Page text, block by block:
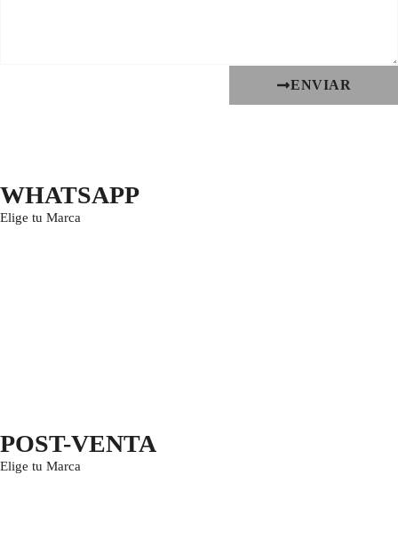
ENVIAR
WHATSAPP
Elige tu Marca
POST-VENTA
Elige tu Marca